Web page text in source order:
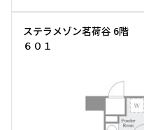
ステラメゾン茗荷谷 6階
６０１